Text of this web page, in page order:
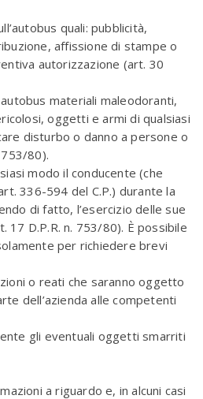
quali: pubblicità,
affissione di stampe o
autorizzazione (art. 30
materiali maleodoranti,
oggetti e armi di qualsiasi
disturbo o danno a persone o
80).
modo il conducente (che
336-594 del C.P.) durante la
di fatto, l’esercizio delle sue
17 D.P.R. n. 753/80). È possibile
per richiedere brevi
o reati che saranno oggetto
dell’azienda alle competenti
gli eventuali oggetti smarriti
a riguardo e, in alcuni casi